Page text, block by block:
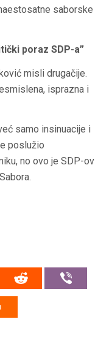
saborske
poraz SDP-a”
misli drugačije.
isprazna i
samo insinuacije i
poslužio
no ovo je SDP-ov